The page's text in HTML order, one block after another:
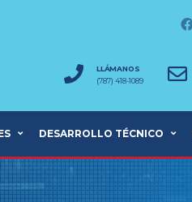
LLÁMANOS
(787) 418-1089
DESARROLLO TÉCNICO